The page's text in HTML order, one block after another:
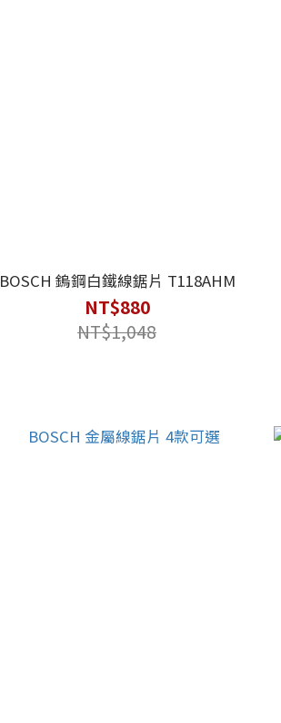
BOSCH 鎢鋼白鐵線鋸片 T118AHM
NT$880
NT$1,048